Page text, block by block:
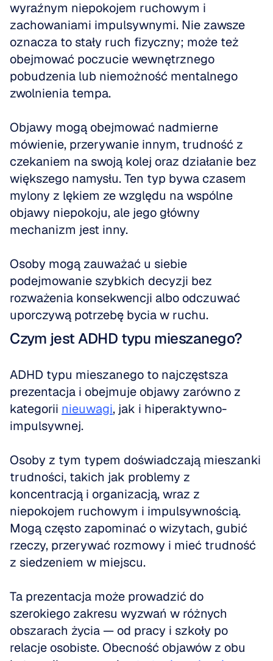
wyraźnym niepokojem ruchowym i
zachowaniami impulsywnymi. Nie zawsze
oznacza to stały ruch fizyczny; może też
obejmować poczucie wewnętrznego
pobudzenia lub niemożność mentalnego
zwolnienia tempa.
Objawy mogą obejmować nadmierne
mówienie, przerywanie innym, trudność z
czekaniem na swoją kolej oraz działanie bez
większego namysłu. Ten typ bywa czasem
mylony z lękiem ze względu na wspólne
objawy niepokoju, ale jego główny
mechanizm jest inny.
Osoby mogą zauważać u siebie
podejmowanie szybkich decyzji bez
rozważenia konsekwencji albo odczuwać
uporczywą potrzebę bycia w ruchu.
Czym jest ADHD typu mieszanego?
ADHD typu mieszanego to najczęstsza
prezentacja i obejmuje objawy zarówno z
kategorii nieuwagi, jak i hiperaktywno-
impulsywnej.
Osoby z tym typem doświadczają mieszanki
trudności, takich jak problemy z
koncentracją i organizacją, wraz z
niepokojem ruchowym i impulsywnością.
Mogą często zapominać o wizytach, gubić
rzeczy, przerywać rozmowy i mieć trudność
z siedzeniem w miejscu.
Ta prezentacja może prowadzić do
szerokiego zakresu wyzwań w różnych
obszarach życia — od pracy i szkoły po
relacje osobiste. Obecność objawów z obu